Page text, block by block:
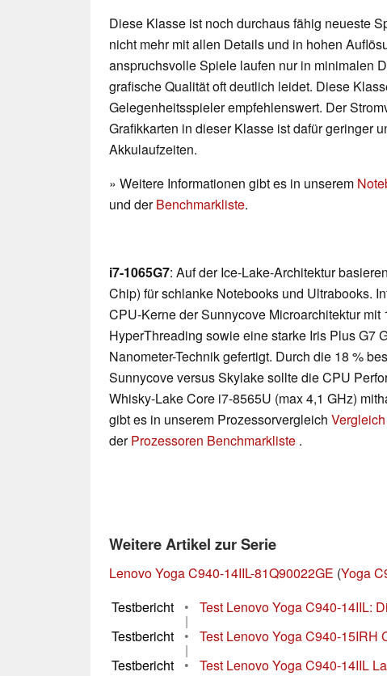
Diese Klasse ist noch durchaus fähig neueste
nicht mehr mit allen Details und in hohen
anspruchsvolle Spiele laufen nur in minimalen
grafische Qualität oft deutlich leidet. Diese
Gelegenheitsspieler empfehlenswert. Der
Grafikkarten in dieser Klasse ist dafür geringer
Akkulaufzeiten.
» Weitere Informationen gibt es in unserem
und derBenchmarkliste.
i7-1065G7: Auf der Ice-Lake-Architektur
Chip) für schlanke Notebooks und Ultrabooks.
CPU-Kerne der Sunnycove Microarchitektur mit
HyperThreading sowie eine starke Iris Plus G7
Nanometer-Technik gefertigt. Durch die 18 %
Sunnycove versus Skylake sollte die CPU
Whisky-Lake Core i7-8565U (max 4,1 GHz)
gibt es in unserem Prozessorvergleich
derProzessoren Benchmarkliste .
Weitere Artikel zur Serie
Lenovo Yoga C940-14IIL-81Q90022GE (Yoga
Testbericht
• Test Lenovo Yoga C940-14IIL:
|
Testbericht
• Test Lenovo Yoga C940-15IRH
|
Testbericht
• Test Lenovo Yoga C940-14IIL